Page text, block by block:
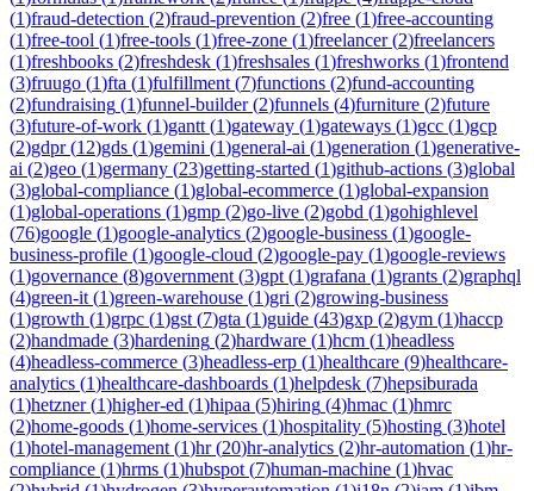
(1)fraud-detection (2)fraud-prevention (2)free (1)free-accounting
(1)free-tool (1)free-tools (1)free-zone (1)freelancer(2)freelancers
(1)freshbooks (2)freshdesk (1)freshsales (1)freshworks (1)frontend
(3)fruugo (1)fta (1)fulfillment (7)functions (2)fund-accounting
(2)fundraising (1)funnel-builder(2)funnels (4)furniture (2)future
(3)future-of-work (1)gantt (1)gateway (1)gateways (1)gcc (1)gcp
(2)gdpr(12)gds (1)gemini (1)general-ai (1)generation (1)generative-
ai (2)geo (1)germany (23)getting-started (1)github-actions (3)global
(3)global-compliance (1)global-ecommerce (1)global-expansion
(1)global-operations (1)gmp (2)go-live (2)gobd (1)gohighlevel
(76)google (1)google-analytics (2)google-business (1)google-
business-profile (1)google-cloud (2)google-pay (1)google-reviews
(1)governance (8)government (3)gpt (1)grafana (1)grants (2)graphql
(4)green-it (1)green-warehouse (1)gri (2)growing-business
(1)growth (1)grpc (1)gst (7)gta (1)guide (43)gxp (2)gym (1)haccp
(2)handmade (3)hardening (2)hardware (1)hcm (1)headless
(4)headless-commerce (3)headless-erp (1)healthcare (9)healthcare-
analytics (1)healthcare-dashboards (1)helpdesk (7)hepsiburada
(1)hetzner(1)higher-ed (1)hipaa (5)hiring (4)hmac (1)hmrc
(2)home-goods (1)home-services (1)hospitality (5)hosting (3)hotel
(1)hotel-management (1)hr(20)hr-analytics (2)hr-automation (1)hr-
compliance (1)hrms (1)hubspot (7)human-machine (1)hvac